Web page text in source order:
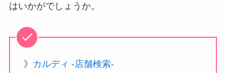
はいかがでしょうか。
》 カルディ -店舗検索-